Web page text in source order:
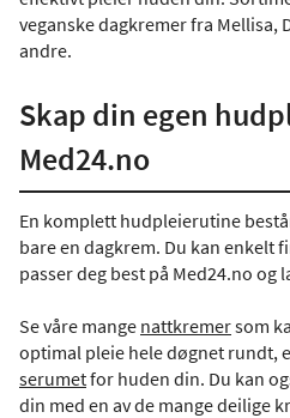
veganske dagkremer fra Mellisa,
andre.
Skap din egen
Med24.no
En komplett hudpleierutine
bare en dagkrem. Du kan enkelt
passer deg best på Med24.no
Se våre mange nattkremersom
optimal pleie hele døgnet rundt,
serumetfor huden din. Du kan
din med en av de mange deilige